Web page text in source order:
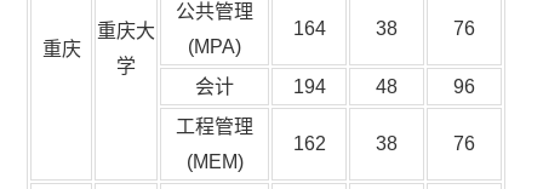
重庆
重庆大
学
公共管理
(MPA)
164 38 76
会计 194 48
96
工程管理
(MEM)
162 38 76